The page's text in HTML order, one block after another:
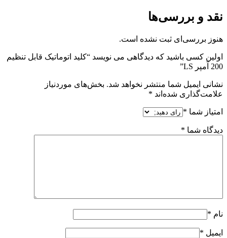
نقد و بررسی‌ها
هنوز بررسی‌ای ثبت نشده است.
اولین کسی باشید که دیدگاهی می نویسد “کلید اتوماتیک قابل تنظیم
200 آمپر LS”
نشانی ایمیل شما منتشر نخواهد شد. بخش‌های موردنیاز
علامت‌گذاری شده‌اند *
امتیاز شما *
دیدگاه شما *
نام *
ایمیل *